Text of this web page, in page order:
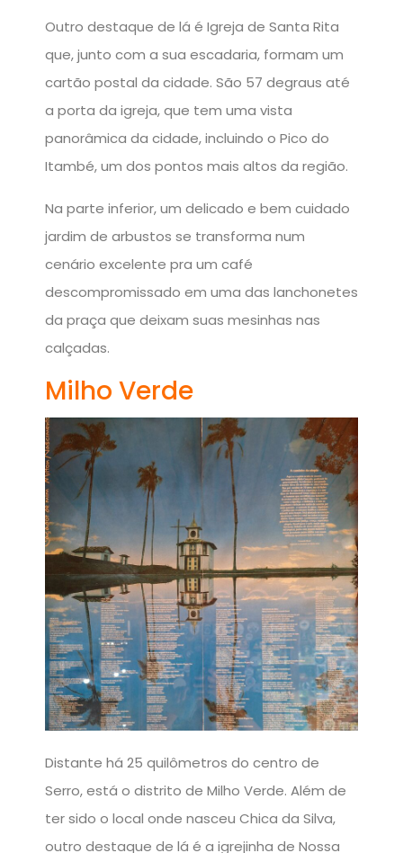
Outro destaque de lá é Igreja de Santa Rita
que, junto com a sua escadaria, formam um
cartão postal da cidade. São 57 degraus até
a porta da igreja, que tem uma vista
panorâmica da cidade, incluindo o Pico do
Itambé, um dos pontos mais altos da região.
Na parte inferior, um delicado e bem cuidado
jardim de arbustos se transforma num
cenário excelente pra um café
descompromissado em uma das lanchonetes
da praça que deixam suas mesinhas nas
calçadas.
Milho Verde
Distante há 25 quilômetros do centro de
Serro, está o distrito de Milho Verde. Além de
ter sido o local onde nasceu Chica da Silva,
outro destaque de lá é a igrejinha de Nossa